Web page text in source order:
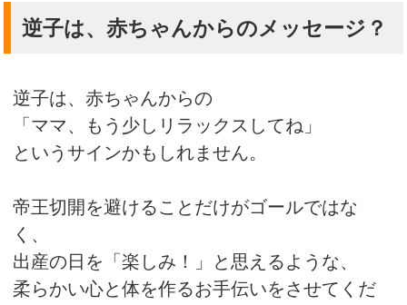
逆子は、赤ちゃんからのメッセージ？
逆子は、赤ちゃんからの
「ママ、もう少しリラックスしてね」
というサインかもしれません。
帝王切開を避けることだけがゴールではな
く、
出産の日を「楽しみ！」と思えるような、
柔らかい心と体を作るお手伝いをさせてくだ